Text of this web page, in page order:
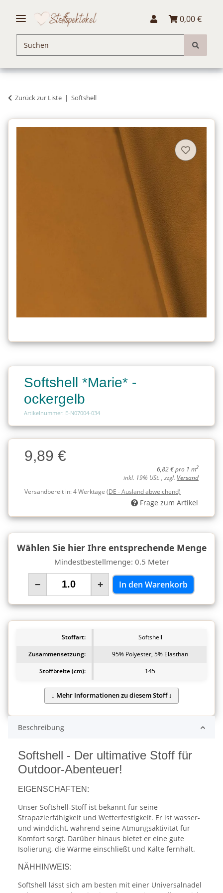
0,00 €
Zurück zur Liste Softshell
Softshell *Marie* -
ockergelb
Artikelnummer: E-N07004-034
Charge
Charge9,89 €
6,82 € pro 1 m2
inkl. 19% USt. , zzgl. Versand
Versandbereit in:4 Werktage (DE - Ausland abweichend)
Frage zum Artikel
Wählen Sie hier Ihre entsprechende Menge
Mindestbestellmenge: 0.5 Meter
− + In den Warenkorb
Stoffart:
Softshell
Zusammensetzung:
95% Polyester, 5% Elasthan
Stoffbreite (cm):
145
Beschreibung
Softshell - Der ultimative Stoff für
Outdoor-Abenteuer!
EIGENSCHAFTEN:
Unser Softshell-Stoff ist bekannt für seine
Strapazierfähigkeit und Wetterfestigkeit. Er ist wasser-
und winddicht, während seine Atmungsaktivität für
Komfort sorgt. Darüber hinaus bietet er eine gute
Isolierung, die Wärme einschließt und Kälte fernhält.
NÄHHINWEIS:
Softshell lässt sich am besten mit einer Universalnadel